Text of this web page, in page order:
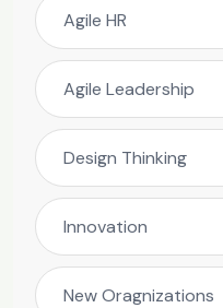
Agile HR
Agile Leadership
Design Thinking
Innovation
New Oragnizations